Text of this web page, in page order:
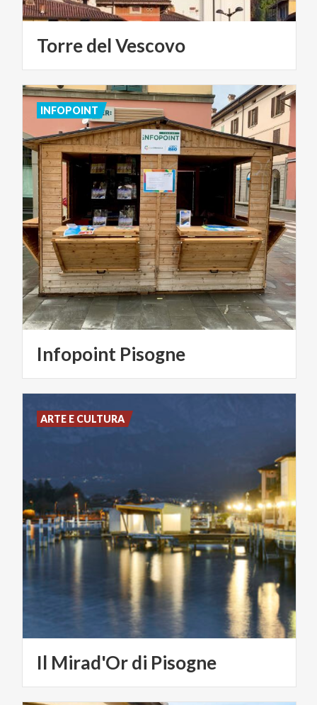
TorredelVescovo
Infopoint Pisogne
INFOPOINT
Il Mirad'Ordi Pisogne
ARTE E CULTURA